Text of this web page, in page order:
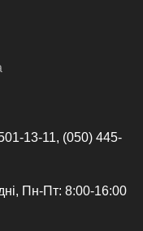
13-11, (050) 445-
Пн-Пт: 8:00-16:00